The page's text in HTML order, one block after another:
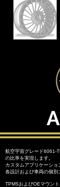
航空宇宙グレード6061-
の比率を実現します。
カスタムアプリケーショ
各設計および車両の個別
TPMSおよびOEマウント